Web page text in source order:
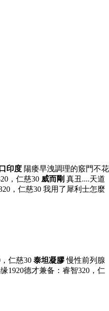
印度 陽痿早洩調理的竅門不花
，仁慈30 威而剛 真丑....天道
，仁慈30 我用了犀利士怎麼
仁慈30 泰坦凝膠慢性前列腺
1920德才兼备：睿智320，仁